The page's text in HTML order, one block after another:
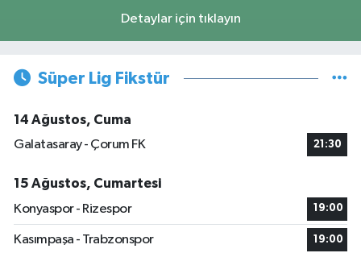
Detaylar için tıklayın
Süper Lig Fikstür
14 Ağustos, Cuma
Galatasaray - Çorum FK
21:30
15 Ağustos, Cumartesi
Konyaspor - Rizespor
19:00
Kasımpaşa - Trabzonspor 19:00